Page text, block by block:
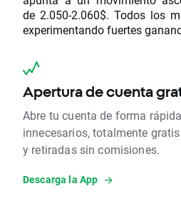
de 2.050-2.060$. Todos los
experimentando fuertes
Apertura de cuenta
Abre tu cuenta de forma
innecesarios, totalmente
y retiradas sin comisiones.
Descarga la App